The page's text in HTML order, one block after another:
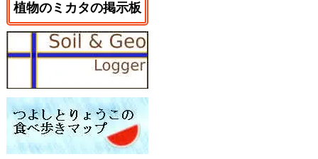
植物のミカタの掲示板